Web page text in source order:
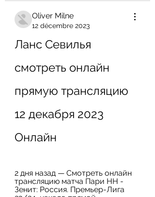
Oliver Milne
12 décembre 2023
Ланс Севилья
смотреть онлайн
прямую трансляцию
12 декабря 2023
Онлайн
2 дня назад — Смотреть онлайн
трансляцию матча Пари НН -
Зенит: Россия. Премьер-Лига